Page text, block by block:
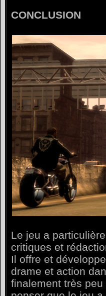
CONCLUSION
Le jeu a
critiques et
Il offre et
drame et action
finalement très